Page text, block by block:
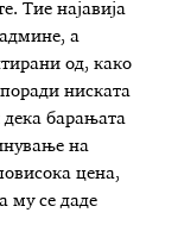
Тие најавија
а
од, како
ниската
барањата
на
цена,
му се даде